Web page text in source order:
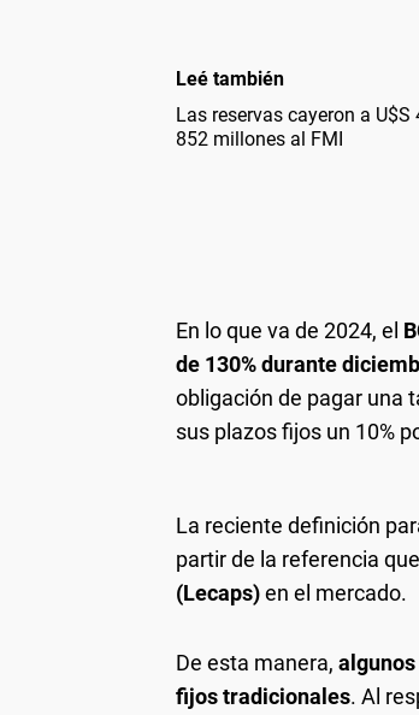
Leé también
Las reservas cayeron a
852 millones al FMI
En lo que va de 2024, el
de 130% durante
obligación de pagar una
sus plazos fijos un 10%
La reciente definición
partir de la referencia
(Lecaps)en el mercado.
De esta manera,
fijos tradicionales. Al